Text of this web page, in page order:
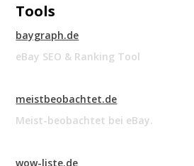
Tools
baygraph.de
eBay SEO & Ranking Tool
meistbeobachtet.de
Meist-beobachtet bei eBay.
wow-liste.de